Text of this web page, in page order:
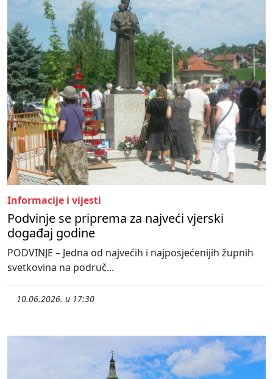
Informacije i vijesti
Podvinje se priprema za najveći vjerski
događaj godine
PODVINJE – Jedna od najvećih i najposjećenijih župnih
svetkovina na područ...
10.06.2026. u 17:30